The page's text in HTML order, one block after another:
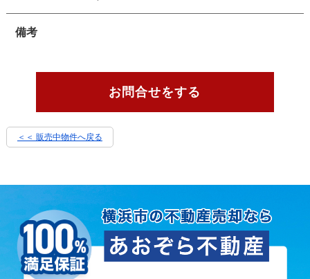
備考
お問合せをする
＜＜ 販売中物件へ戻る